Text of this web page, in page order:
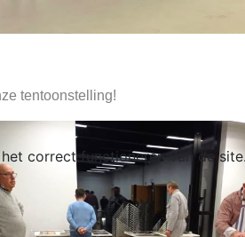
tentoonstelling!
correct functioneren van de